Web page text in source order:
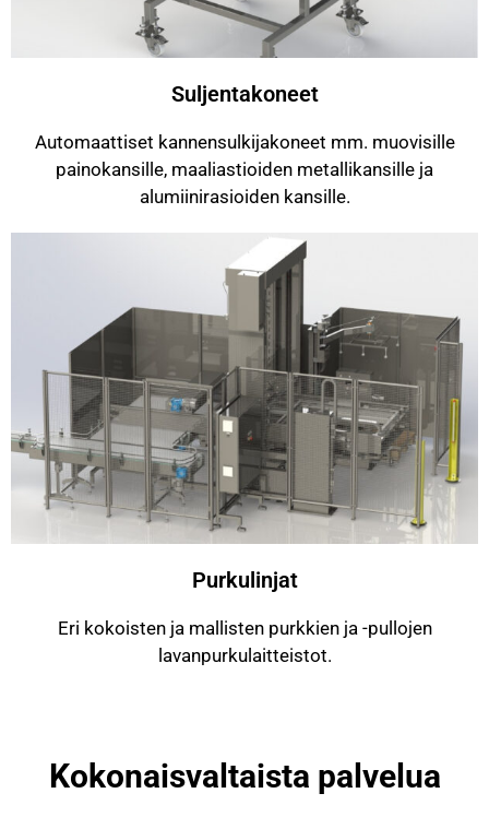
Suljentakoneet
Automaattiset kannensulkijakoneet mm. muovisille
painokansille, maaliastioiden metallikansille ja
alumiinirasioiden kansille.
Purkulinjat
Eri kokoisten ja mallisten purkkien ja -pullojen
lavanpurkulaitteistot.
Kokonaisvaltaista palvelua